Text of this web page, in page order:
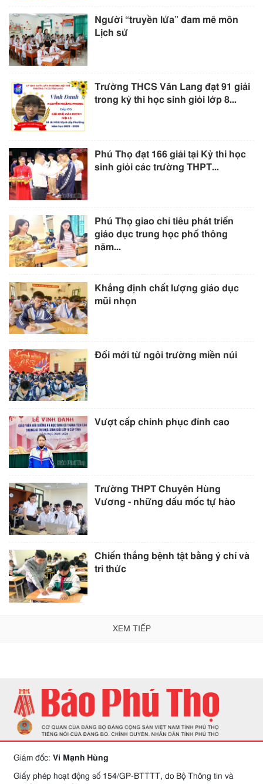
Người “truyền lửa” đam mê môn
Lịch sử
Trường THCS Văn Lang đạt 91 giải
trong kỳ thi học sinh giỏi lớp 8...
Phú Thọ đạt 166 giải tại Kỳ thi học
sinh giỏi các trường THPT...
Phú Thọ giao chỉ tiêu phát triển
giáo dục trung học phổ thông
năm...
Khẳng định chất lượng giáo dục
mũi nhọn
Đổi mới từ ngôi trường miền núi
Vượt cấp chinh phục đỉnh cao
Trường THPT Chuyên Hùng
Vương - những dấu mốc tự hào
Chiến thắng bệnh tật bằng ý chí và
tri thức
XEM TIẾP
Giám đốc: Vi Mạnh Hùng
Giấy phép hoạt động số 154/GP-BTTTT, do Bộ Thông tin và